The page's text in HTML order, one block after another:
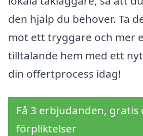
den hjälp du behöver. Ta
mot ett tryggare och mer
tilltalande hem med ett
din offertprocess idag!
Få 3 erbjudanden, gratis
förpliktelser